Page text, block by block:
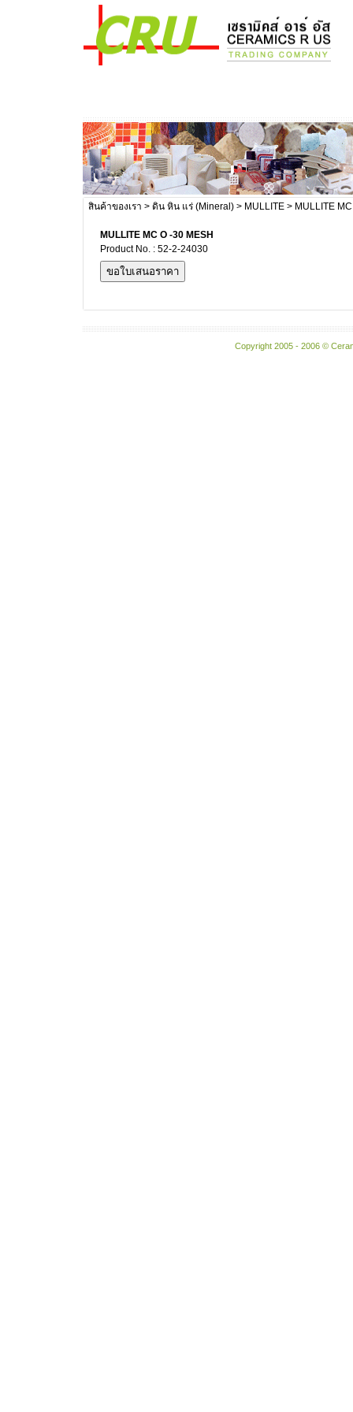
สินค้าของเรา > ดิน หิน แร่ (Mineral) > MULLITE > MULLITE
MULLITE MC O -30 MESH
Product No. : 52-2-24030
Copyright 2005 - 2006 ©